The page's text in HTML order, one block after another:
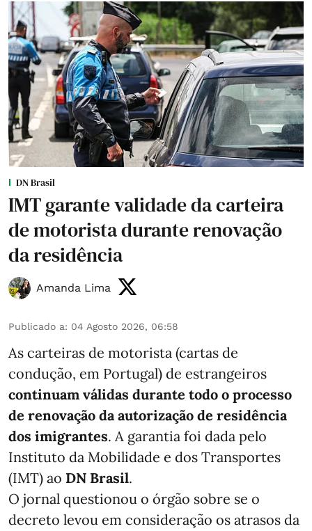
DN Brasil
IMT garante validade da carteira
de motorista durante renovação
da residência
Amanda Lima
Publicado a: 04 Agosto 2026, 06:58
As carteiras de motorista (cartas de
condução, em Portugal) de estrangeiros
continuam válidas durante todo o processo
de renovação da autorização de residência
dos imigrantes. A garantia foi dada pelo
Instituto da Mobilidade e dos Transportes
(IMT) ao DN Brasil.
O jornal questionou o órgão sobre se o
decreto levou em consideração os atrasos da